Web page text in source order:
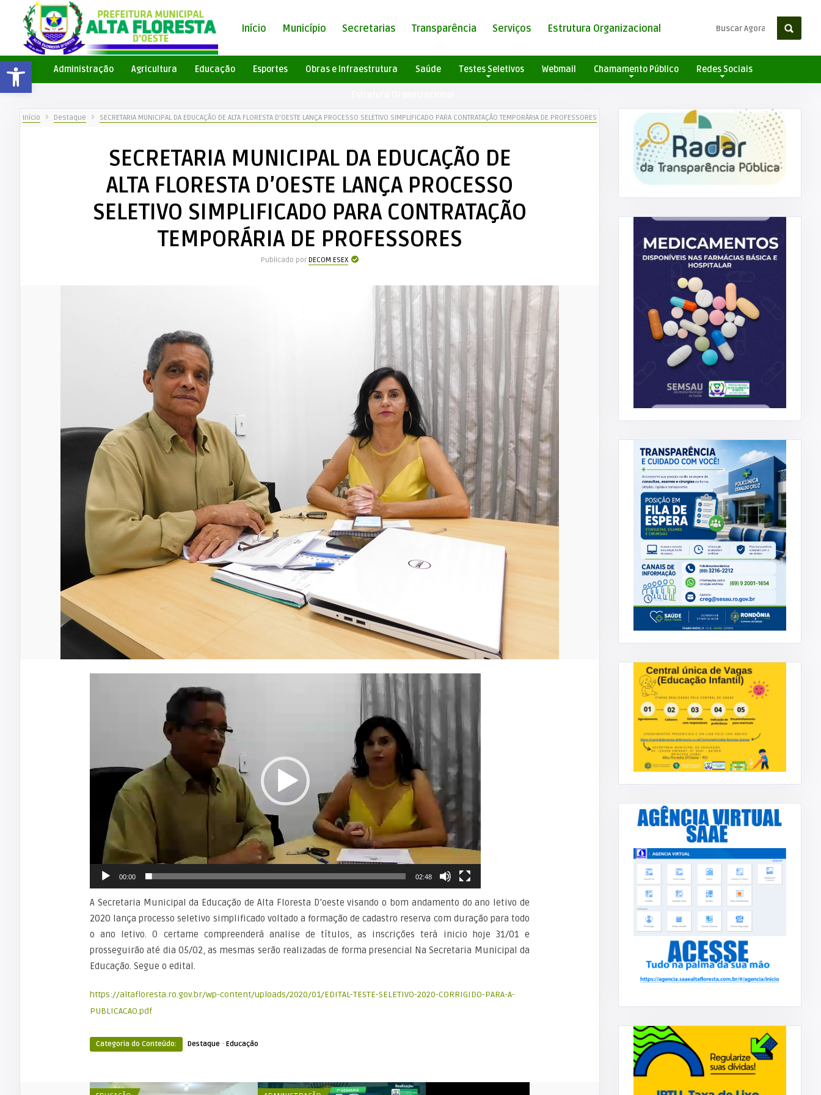
Barra de Ferramentas Aberta
Início Município Secretarias Transparência Serviços Estrutura Organizacional
Administração Agricultura Educação Esportes Obras e Infraestrutura Saúde Testes Seletivos Webmail Chamamento Público Redes Sociais
Início Destaque SECRETARIA MUNICIPAL DA EDUCAÇÃO DE ALTA FLORESTA D’OESTE LANÇA PROCESSO SELETIVO SIMPLIFICADO PARA CONTRATAÇÃO TEMPORÁRIA DE PROFESSORES
SECRETARIA MUNICIPAL DA EDUCAÇÃO DE
ALTA FLORESTA D’OESTE LANÇA PROCESSO
SELETIVO SIMPLIFICADO PARA CONTRATAÇÃO
TEMPORÁRIA DE PROFESSORES
Publicado por DECOM ESEX
00:00 02:48
A Secretaria Municipal da Educação de Alta Floresta D’oeste visando o bom andamento do ano letivo de
2020 lança processo seletivo simplificado voltado a formação de cadastro reserva com duração para todo
o ano letivo. O certame compreenderá analise de títulos, as inscrições terá inicio hoje 31/01 e
prosseguirão até dia 05/02, as mesmas serão realizadas de forma presencial Na Secretaria Municipal da
Educação. Segue o edital.
https://altafloresta.ro.gov.br/wp-content/uploads/2020/01/EDITAL-TESTE-SELETIVO-2020-CORRIGIDO-PARA-A-
PUBLICACAO.pdf
Categoria do Conteúdo: Destaque · Educação